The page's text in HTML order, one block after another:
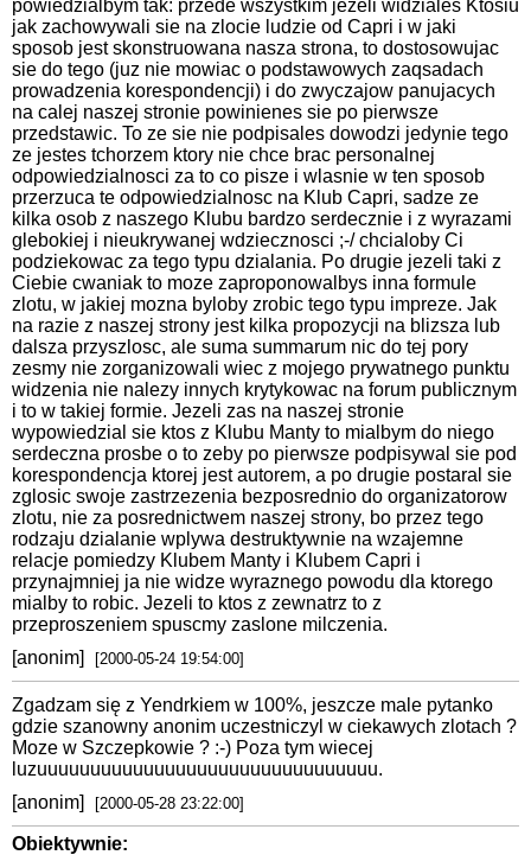
powiedzialbym tak: przede wszystkim jezeli widziales Ktosiu
jak zachowywali sie na zlocie ludzie od Capri i w jaki
sposob jest skonstruowana nasza strona, to dostosowujac
sie do tego (juz nie mowiac o podstawowych zaqsadach
prowadzenia korespondencji) i do zwyczajow panujacych
na calej naszej stronie powinienes sie po pierwsze
przedstawic. To ze sie nie podpisales dowodzi jedynie tego
ze jestes tchorzem ktory nie chce brac personalnej
odpowiedzialnosci za to co pisze i wlasnie w ten sposob
przerzuca te odpowiedzialnosc na Klub Capri, sadze ze
kilka osob z naszego Klubu bardzo serdecznie i z wyrazami
glebokiej i nieukrywanej wdziecznosci ;-/ chcialoby Ci
podziekowac za tego typu dzialania. Po drugie jezeli taki z
Ciebie cwaniak to moze zaproponowalbys inna formule
zlotu, w jakiej mozna byloby zrobic tego typu impreze. Jak
na razie z naszej strony jest kilka propozycji na blizsza lub
dalsza przyszlosc, ale suma summarum nic do tej pory
zesmy nie zorganizowali wiec z mojego prywatnego punktu
widzenia nie nalezy innych krytykowac na forum publicznym
i to w takiej formie. Jezeli zas na naszej stronie
wypowiedzial sie ktos z Klubu Manty to mialbym do niego
serdeczna prosbe o to zeby po pierwsze podpisywal sie pod
korespondencja ktorej jest autorem, a po drugie postaral sie
zglosic swoje zastrzezenia bezposrednio do organizatorow
zlotu, nie za posrednictwem naszej strony, bo przez tego
rodzaju dzialanie wplywa destruktywnie na wzajemne
relacje pomiedzy Klubem Manty i Klubem Capri i
przynajmniej ja nie widze wyraznego powodu dla ktorego
mialby to robic. Jezeli to ktos z zewnatrz to z
przeproszeniem spuscmy zaslone milczenia.
[anonim]
[2000-05-24 19:54:00]
Zgadzam się z Yendrkiem w 100%, jeszcze male pytanko
gdzie szanowny anonim uczestniczyl w ciekawych zlotach ?
Moze w Szczepkowie ? :-) Poza tym wiecej
luzuuuuuuuuuuuuuuuuuuuuuuuuuuuuuuuu.
[anonim]
[2000-05-28 23:22:00]
Obiektywnie: